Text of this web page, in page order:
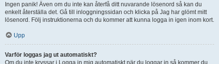
Ingen panik! Även om du inte kan återfå ditt nuvarande lösenord så kan du
enkelt återställa det. Gå till inloggningssidan och klicka på Jag har glömt mitt
lösenord. Följ instruktionerna och du kommer att kunna logga in igen inom kort.
Upp
Varför loggas jag ut automatiskt?
Om du inte kryssar i Logga in mig automatiskt när du loggar in så kommer du